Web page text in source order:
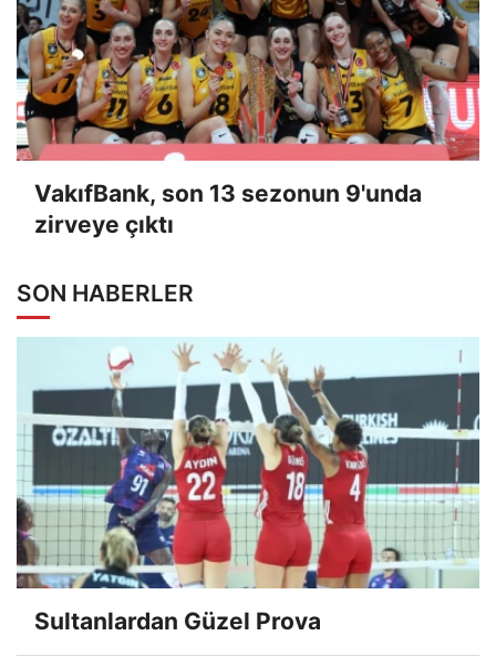
VakıfBank, son 13 sezonun 9'unda
zirveye çıktı
SON HABERLER
Sultanlardan Güzel Prova